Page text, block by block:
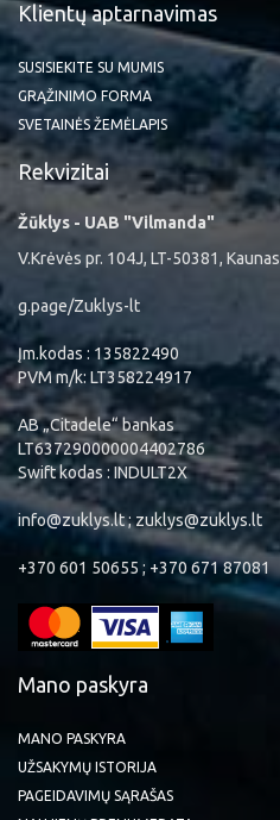
Klientų aptarnavimas
SUSISIEKITE SU MUMIS
GRĄŽINIMO FORMA
SVETAINĖS ŽEMĖLAPIS
Rekvizitai
Žūklys - UAB "Vilmanda"
V.Krėvės pr. 104J, LT-50381, Kaunas
g.page/Zuklys-lt
Įm.kodas : 135822490
PVM m/k: LT358224917
AB „Citadele“ bankas
LT637290000004402786
Swift kodas : INDULT2X
info@zuklys.lt ; zuklys@zuklys.lt
+370 601 50655 ; +370 671 87081
Mano paskyra
MANO PASKYRA
UŽSAKYMŲ ISTORIJA
PAGEIDAVIMŲ SĄRAŠAS